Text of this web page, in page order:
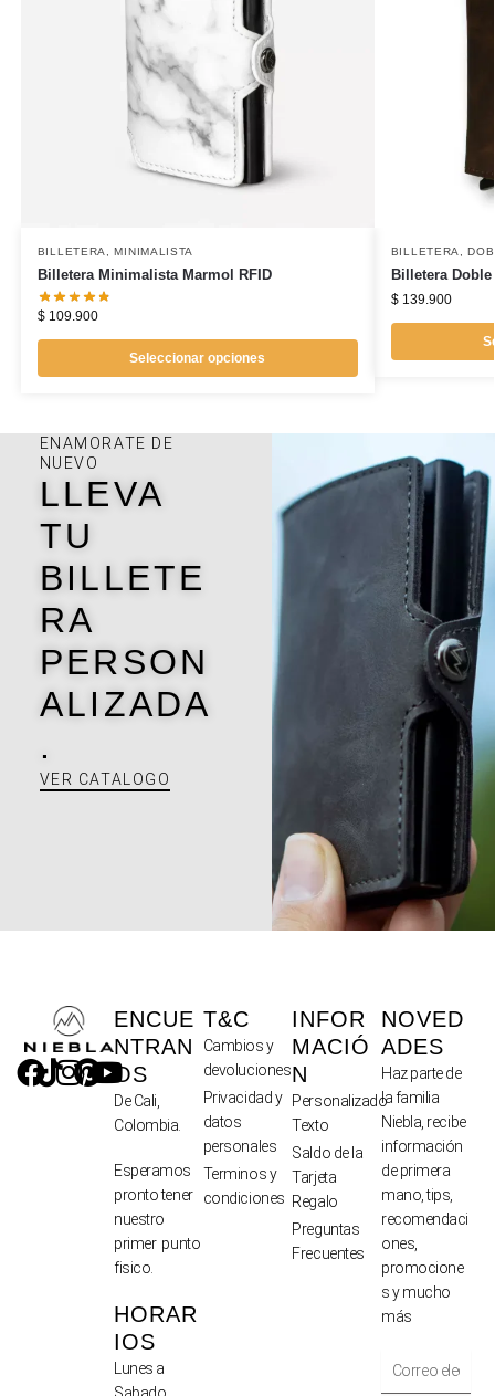
BILLETERA ,MINIMALISTA
Billetera Minimalista Marmol RFID
$109.900
Seleccionar opciones
BILLETERA ,
Billetera Doble
$139.900
ENAMORATE DE
NUEVO
LLEVA
TU
BILLETE
RA
PERSON
ALIZADA
.
VER CATALOGO
ENCUE
NTRAN
OS
De Cali,
Colombia.
Esperamos
pronto tener
nuestro
primer punto
fisico.
HORAR
IOS
Lunes a
T&C
Cambios y
devoluciones
Privacidad y
datos
personales
Terminos y
condiciones
INFOR
MACIÓ
N
Personalizado
Texto
Saldo de la
Tarjeta
Regalo
Preguntas
Frecuentes
NOVED
ADES
Haz parte de
la familia
Niebla, recibe
información
de primera
mano, tips,
recomendaci
ones,
promocione
s y mucho
más